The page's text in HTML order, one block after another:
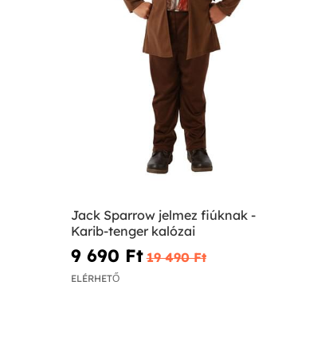
Jack Sparrow jelmez fiúknak -
Karib-tenger kalózai
9 690 Ft‎ 19 490 Ft‎
ELÉRHETŐ